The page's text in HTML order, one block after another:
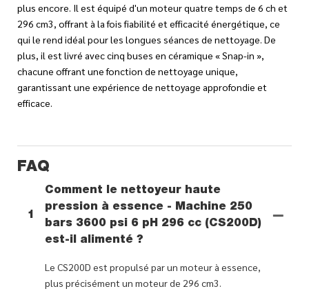
plus encore. Il est équipé d'un moteur quatre temps de 6 ch et
296 cm3, offrant à la fois fiabilité et efficacité énergétique, ce
qui le rend idéal pour les longues séances de nettoyage. De
plus, il est livré avec cinq buses en céramique « Snap-in »,
chacune offrant une fonction de nettoyage unique,
garantissant une expérience de nettoyage approfondie et
efficace.
FAQ
1
Comment le nettoyeur haute
pression à essence - Machine 250
bars 3600 psi 6 pH 296 cc (CS200D)
est-il alimenté ?
Le CS200D est propulsé par un moteur à essence,
plus précisément un moteur de 296 cm3.